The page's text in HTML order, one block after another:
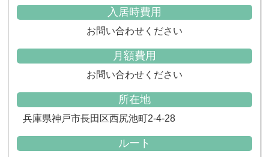
入居時費用
お問い合わせください
月額費用
お問い合わせください
所在地
兵庫県神戸市長田区西尻池町2-4-28
ルート